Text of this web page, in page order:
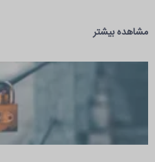
مشاهده بیشتر